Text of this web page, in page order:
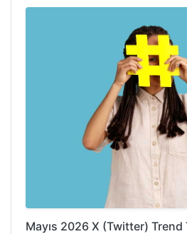
Mayıs 2026 X (Twitter)